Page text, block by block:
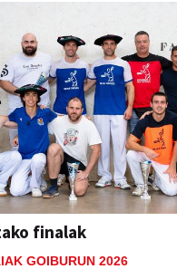
finalak
GOIBURUN 2026